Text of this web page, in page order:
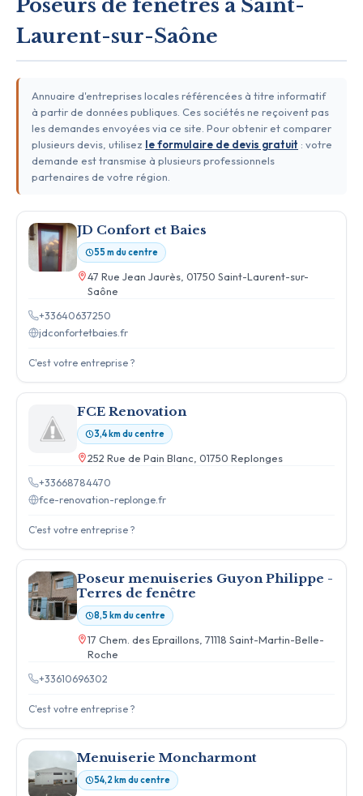
Poseurs de fenêtres à Saint-
Laurent-sur-Saône
Annuaire d'entreprises locales référencées à titre informatif
à partir de données publiques. Ces sociétés ne reçoivent pas
les demandes envoyées via ce site. Pour obtenir et comparer
plusieurs devis, utilisez le formulaire de devis gratuit : votre
demande est transmise à plusieurs professionnels
partenaires de votre région.
JD Confort et Baies
55 m du centre
47 Rue Jean Jaurès, 01750 Saint-Laurent-sur-
Saône
+33640637250
jdconfortetbaies.fr
C'est votre entreprise ?
FCE Renovation
3,4 km du centre
252 Rue de Pain Blanc, 01750 Replonges
+33668784470
fce-renovation-replonge.fr
C'est votre entreprise ?
Poseur menuiseries Guyon Philippe -
Terres de fenêtre
8,5 km du centre
17 Chem. des Epraillons, 71118 Saint-Martin-Belle-
Roche
+33610696302
C'est votre entreprise ?
Menuiserie Moncharmont
54,2 km du centre